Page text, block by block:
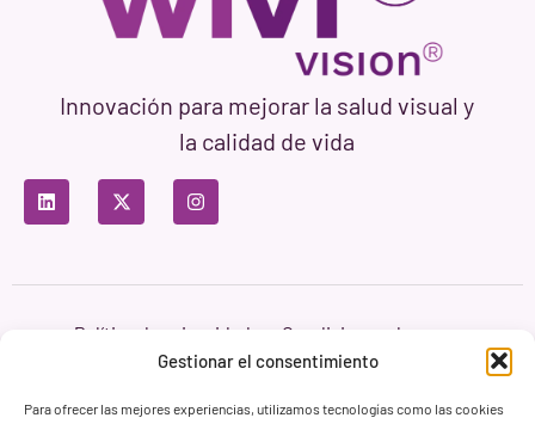
Gestionar el consentimiento
Para ofrecer las mejores experiencias, utilizamos tecnologías como las cookies
Innovación para mejorar la salud visual y
la calidad de vida
Política de privacidad
Condiciones de uso
Política de cookies